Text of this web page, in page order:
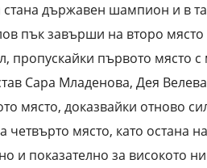
държавен шампион и в
пък завърши на второ
пропускайки първото място
Сара Младенова, Дея
място, доказвайки отново
място, като остана
и показателно за високото